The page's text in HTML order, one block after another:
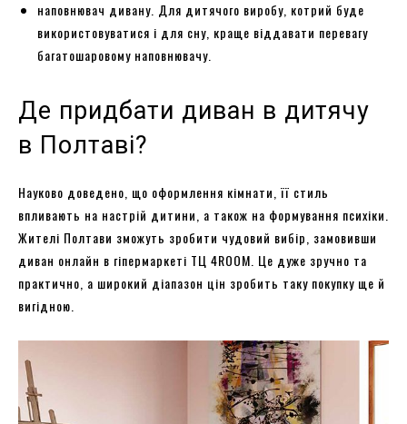
наповнювач дивану. Для дитячого виробу, котрий буде
використовуватися і для сну, краще віддавати перевагу
багатошаровому наповнювачу.
Де придбати диван в дитячу
в Полтаві?
Науково доведено, що оформлення кімнати, її стиль
впливають на настрій дитини, а також на формування психіки.
Жителі Полтави зможуть зробити чудовий вибір, замовивши
диван онлайн в гіпермаркеті ТЦ 4ROOM. Це дуже зручно та
практично, а широкий діапазон цін зробить таку покупку ще й
вигідною.